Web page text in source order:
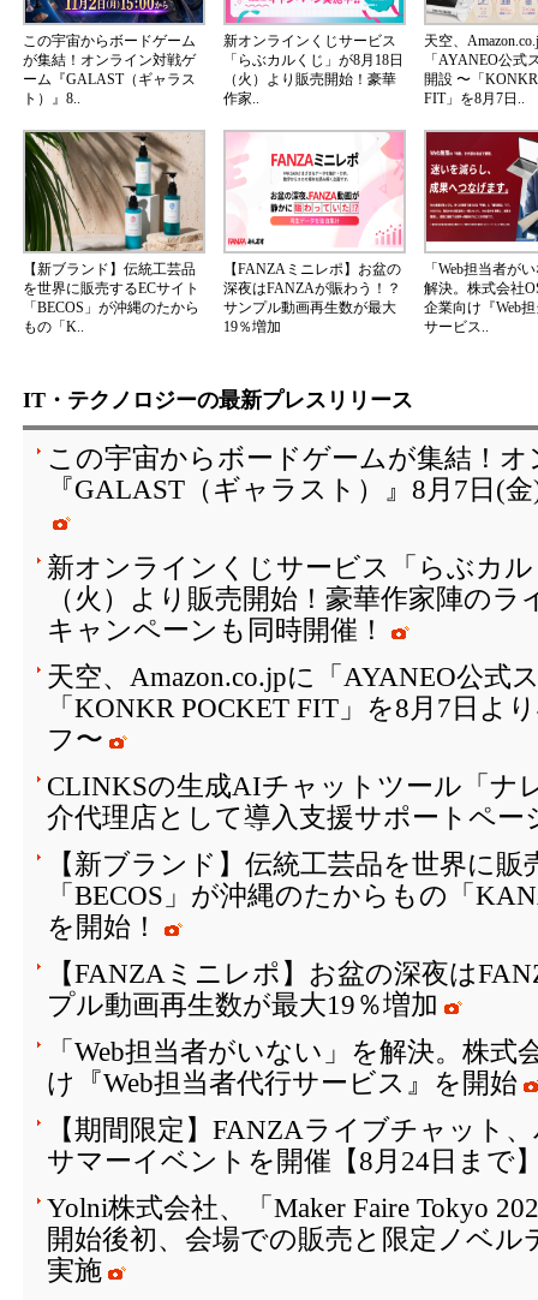
この宇宙からボードゲーム
が集結！オンライン対戦ゲ
ーム『GALAST（ギャラス
ト）』8..
新オンラインくじサービス
「らぶカルくじ」が8月18日
（火）より販売開始！豪華
作家..
天空、
「AYANEO公式
開設 〜「
FIT」を8月7日..
【新ブランド】伝統工芸品
を世界に販売するECサイト
「BECOS」が沖縄のたから
もの「K..
【FANZAミニレポ】お盆の
深夜はFANZAが賑わう！？
サンプル動画再生数が最大
19％増加
「Web担当者が
解決。株式会社
企業向け『Web
サービス..
IT・テクノロジーの最新プレスリリース
この宇宙からボードゲームが集結！
『GALAST（ギャラスト）』8月7日(
新オンラインくじサービス「らぶカ
（火）より販売開始！豪華作家陣の
キャンペーンも同時開催！
天空、Amazon.co.jpに「AYANEO公式
「KONKR POCKET FIT」を8月7日よ
フ〜
CLINKSの生成AIチャットツール「ナ
介代理店として導入支援サポートペー
【新ブランド】伝統工芸品を世界に販
「BECOS」が沖縄のたからもの「
を開始！
【FANZAミニレポ】お盆の深夜は
プル動画再生数が最大19％増加
「Web担当者がいない」を解決。株式
け『Web担当者代行サービス』を開始
【期間限定】FANZAライブチャット
サマーイベントを開催【8月24日まで
Yolni株式会社、「Maker Faire Tokyo
開始後初、会場での販売と限定ノベ
実施